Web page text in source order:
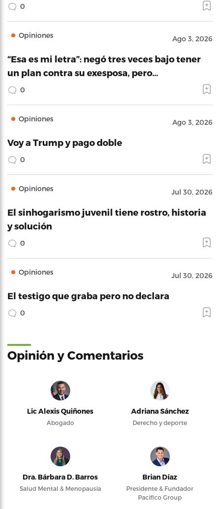
0
Opiniones Ago 3, 2026
“Esa es mi letra”: negó tres veces bajo tener
un plan contra su exesposa, pero…
0
Opiniones Ago 3, 2026
Voy a Trump y pago doble
0
Opiniones Jul 30, 2026
El sinhogarismo juvenil tiene rostro, historia
y solución
0
Opiniones Jul 30, 2026
El testigo que graba pero no declara
0
Opinión y Comentarios
Lic Alexis Quiñones
Abogado
Adriana Sánchez
Derecho y deporte
Dra. Bárbara D. Barros
Salud Mental & Menopausia
Brian Díaz
Presidente & Fundador
Pacifico Group